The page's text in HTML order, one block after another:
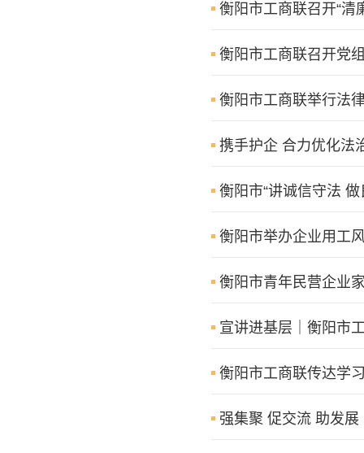
衡阳市工商联召开“清
衡阳市工商联召开党
衡阳市工商联举行法
携手护企 合力优化
衡阳市“讲诚信守法
衡阳市举办企业用工
衡阳市青年民营企业
宣讲进基层｜衡阳市
衡阳市工商联传达学
强集聚 促交流 助发展